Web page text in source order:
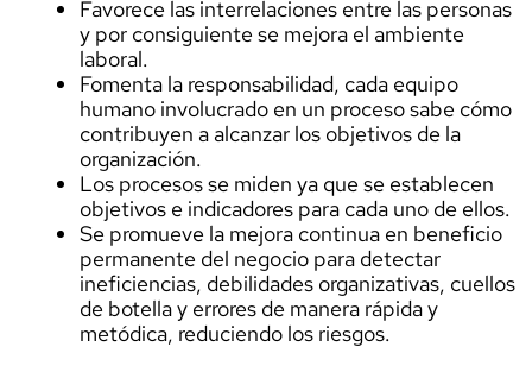
Favorece las interrelaciones entre las personas
y por consiguiente se mejora el ambiente
laboral.
Fomenta la responsabilidad, cada equipo
humano involucrado en un proceso sabe cómo
contribuyen a alcanzar los objetivos de la
organización.
Los procesos se miden ya que se establecen
objetivos e indicadores para cada uno de ellos.
Se promueve la mejora continua en beneficio
permanente del negocio para detectar
ineficiencias, debilidades organizativas, cuellos
de botella y errores de manera rápida y
metódica, reduciendo los riesgos.